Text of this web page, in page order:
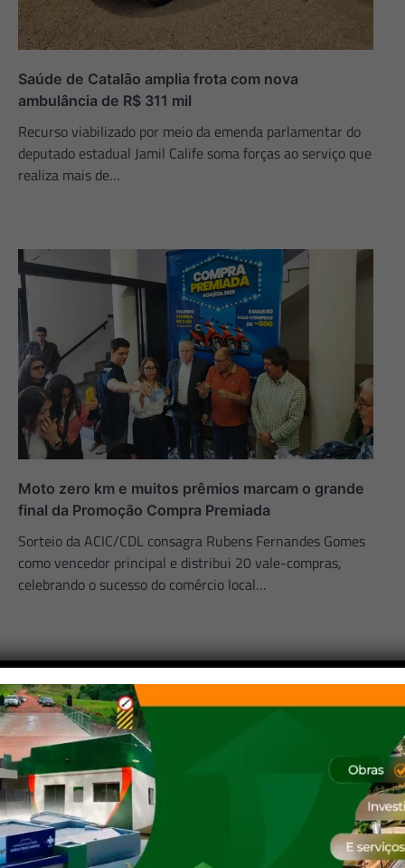
Saúde de Catalão amplia frota com nova
ambulância de R$ 311 mil
Recurso viabilizado por meio da emenda parlamentar do
deputado estadual Jamil Calife soma forças ao serviço que
realiza mais de…
Moto zero km e muitos prêmios marcam o grande
final da Promoção Compra Premiada
Sorteio da ACIC/CDL consagra Rubens Fernandes Gomes
como vencedor principal e distribui 20 vale-compras,
celebrando o sucesso do comércio local…
Apoio